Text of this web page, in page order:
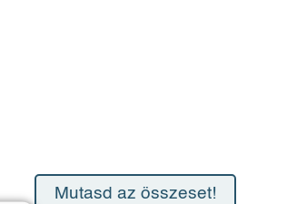
Mutasd az összeset!